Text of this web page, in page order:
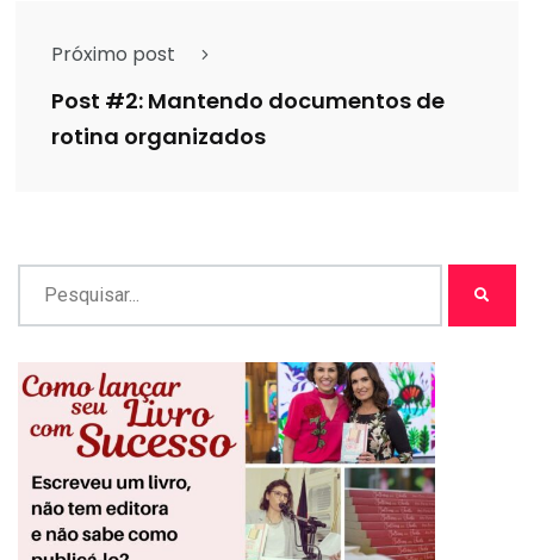
Próximo post
Post #2: Mantendo documentos de
rotina organizados